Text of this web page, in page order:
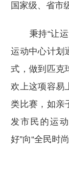
国家级、省市
秉持“让运
运动中心计划
式，做到匹克
欢上这项容易
类比赛，如亲
发市民的运
好”向“全民时尚